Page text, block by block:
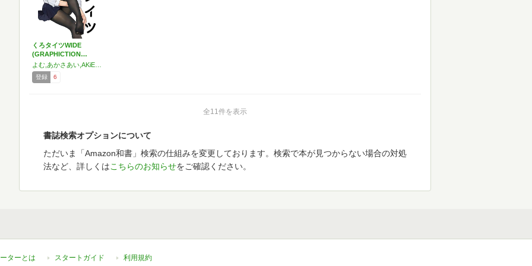
くろタイツWIDE
(GRAPHICTION…
登録 6
全11件を表示
書誌検索オプションについて
ただいま「Amazon和書」検索の仕組みを変更しております。検索で本が見つからない場合の対処
法など、詳しくはこちらのお知らせをご確認ください。
ターとは スタートガイド 利用規約